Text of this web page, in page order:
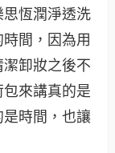
恆潤淨透洗
間，因為用
卸妝之後不
來講真的是
時間，也讓